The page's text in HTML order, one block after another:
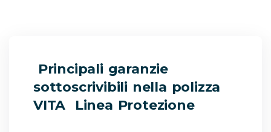
Principali garanzie
sottoscrivibili nella polizza
VITA Linea Protezione